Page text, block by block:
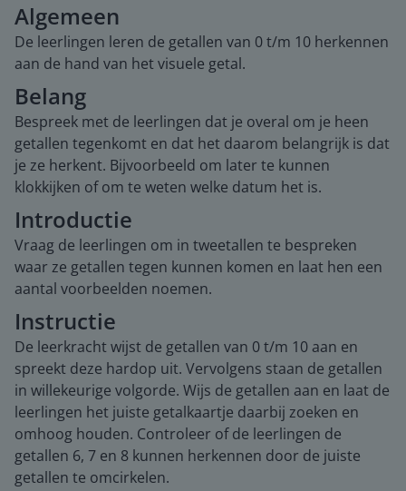
Algemeen
De leerlingen leren de getallen van 0 t/m 10 herkennen
aan de hand van het visuele getal.
Belang
Bespreek met de leerlingen dat je overal om je heen
getallen tegenkomt en dat het daarom belangrijk is dat
je ze herkent. Bijvoorbeeld om later te kunnen
klokkijken of om te weten welke datum het is.
Introductie
Vraag de leerlingen om in tweetallen te bespreken
waar ze getallen tegen kunnen komen en laat hen een
aantal voorbeelden noemen.
Instructie
De leerkracht wijst de getallen van 0 t/m 10 aan en
spreekt deze hardop uit. Vervolgens staan de getallen
in willekeurige volgorde. Wijs de getallen aan en laat de
leerlingen het juiste getalkaartje daarbij zoeken en
omhoog houden. Controleer of de leerlingen de
getallen 6, 7 en 8 kunnen herkennen door de juiste
getallen te omcirkelen.